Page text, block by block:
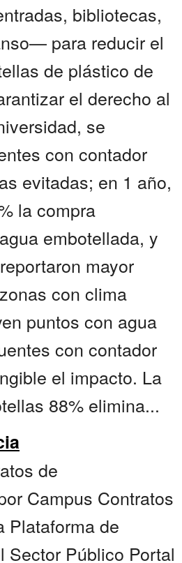
bibliotecas,
para reducir el
de plástico de
el derecho al
se
con contador
evitadas; en 1 año,
la compra
embotellada, y
mayor
con clima
puntos con agua
con contador
el impacto. La
88% elimina...
de
Campus Contratos
Plataforma de
Sector Público Portal